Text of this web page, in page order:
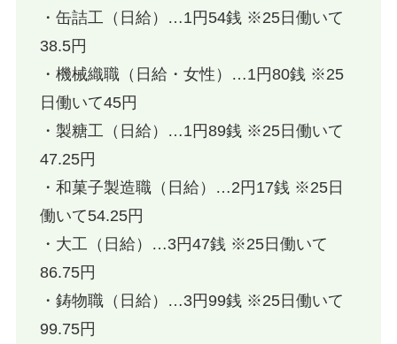
・缶詰工（日給）…1円54銭 ※25日働いて
38.5円
・機械織職（日給・女性）…1円80銭 ※25
日働いて45円
・製糖工（日給）…1円89銭 ※25日働いて
47.25円
・和菓子製造職（日給）…2円17銭 ※25日
働いて54.25円
・大工（日給）…3円47銭 ※25日働いて
86.75円
・鋳物職（日給）…3円99銭 ※25日働いて
99.75円